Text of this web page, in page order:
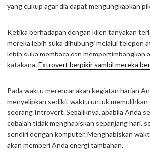
yang cukup agar dia dapat mengungkapkan
Ketika berhadapan dengan klien tanyakan
mereka lebih suka dihubungi melalui telepon
lebih suka membaca dan mempertimbangkan
katakana.Extrovert berpikir sambil mereka
Pada waktu merencanakan kegiatan harian
menyelipkan sedikit waktu untuk memulihkan
seorang Introvert. Sebaliknya, apabila Anda
cobalah tidak menghabiskan sepanjang hari,
sendiri dengan komputer. Menghabiskan
akan memberi Anda energi tambahan.